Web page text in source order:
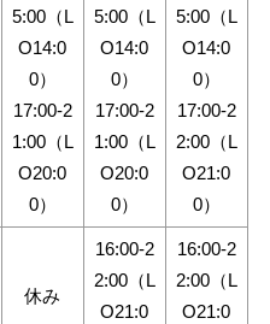
5:00（L
O14:0
0）
17:00-2
1:00（L
O20:0
0）
5:00（L
O14:0
0）
17:00-2
1:00（L
O20:0
0）
5:00（L
O14:0
0）
17:00-2
2:00（L
O21:0
0）
休み
16:00-2
2:00（L
O21:0
16:00-2
2:00（L
O21:0